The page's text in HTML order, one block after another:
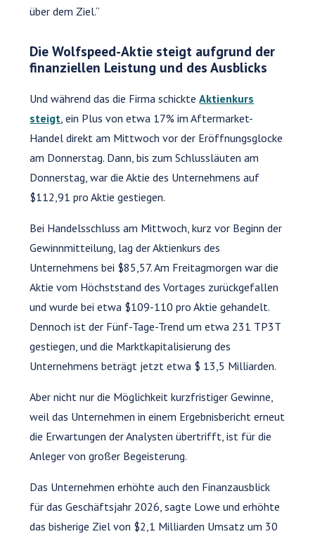
über dem Ziel.“
Die Wolfspeed-Aktie steigt aufgrund der
finanziellen Leistung und des Ausblicks
Und während das die Firma schickteAktienkurs
steigt , ein Plus von etwa 17% im Aftermarket-
Handel direkt am Mittwoch vor der Eröffnungsglocke
am Donnerstag. Dann, bis zum Schlussläuten am
Donnerstag, war die Aktie des Unternehmens auf
$112,91 pro Aktie gestiegen.
Bei Handelsschluss am Mittwoch, kurz vor Beginn der
Gewinnmitteilung, lag der Aktienkurs des
Unternehmens bei $85,57. Am Freitagmorgen war die
Aktie vom Höchststand des Vortages zurückgefallen
und wurde bei etwa $109-110 pro Aktie gehandelt.
Dennoch ist der Fünf-Tage-Trend um etwa 231 TP3T
gestiegen, und die Marktkapitalisierung des
Unternehmens beträgt jetzt etwa $ 13,5 Milliarden.
Aber nicht nur die Möglichkeit kurzfristiger Gewinne,
weil das Unternehmen in einem Ergebnisbericht erneut
die Erwartungen der Analysten übertrifft, ist für die
Anleger von großer Begeisterung.
Das Unternehmen erhöhte auch den Finanzausblick
für das Geschäftsjahr 2026, sagte Lowe und erhöhte
das bisherige Ziel von $2,1 Milliarden Umsatz um 30